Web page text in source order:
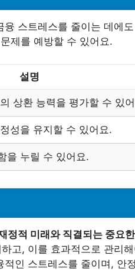
스트레스를 줄이는 데에
제를 예방할 수 있어요.
설명
상환 능력을 평가할 수 있
성을 유지할 수 있어요.
을 누릴 수 있어요.
정적 미래와 직결되는 중요
고, 이를 효과적으로 관리
인 스트레스를 줄이며, 안